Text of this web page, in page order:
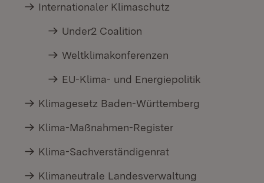
Internationaler Klimaschutz
Under2 Coalition
Weltklimakonferenzen
EU-Klima- und Energiepolitik
Klimagesetz Baden-Württemberg
Klima-Maßnahmen-Register
Klima-Sachverständigenrat
Klimaneutrale Landesverwaltung